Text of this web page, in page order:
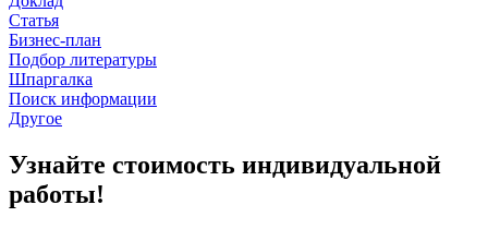
Статья
Бизнес-план
Подбор литературы
Шпаргалка
Поиск информации
Другое
Узнайте стоимость индивидуальной
работы!